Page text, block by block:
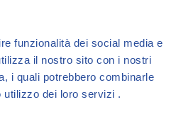
funzionalità dei social media e
il nostro sito con i nostri
i quali potrebbero combinarle
utilizzo dei loro servizi .